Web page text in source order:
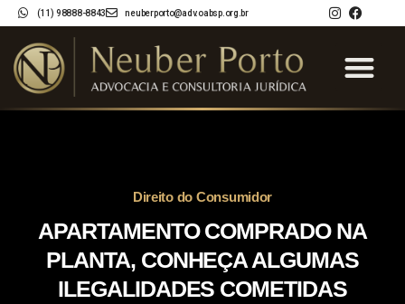
(11) 98888-8843 neuberporto@adv.oabsp.org.br
Direito do Consumidor
APARTAMENTO COMPRADO NA
PLANTA, CONHEÇA ALGUMAS
ILEGALIDADES COMETIDAS